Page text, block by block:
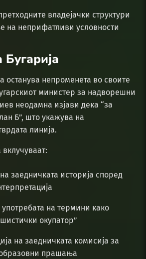
владејачки структури
на неприфатливи условности
останува непроменета во своите
министер за надворешни
неодамна изјави дека “за
Б”, што укажува на
линија.
заедничката историја според
на термини како
окупатор”
на заедничката комисија за
прашања